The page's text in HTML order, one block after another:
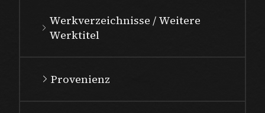
Werkverzeichnisse / Weitere
Werktitel
Provenienz